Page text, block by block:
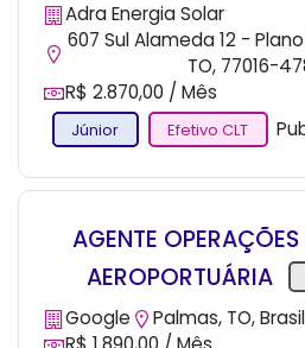
Adra Energia Solar
607 Sul Alameda 12 -
TO, 77016-
R$ 2.870,00 / Mês
Júnior Efetivo CLT
AGENTE
AEROPORTUÁRIA
Google Palmas, TO, Brasil